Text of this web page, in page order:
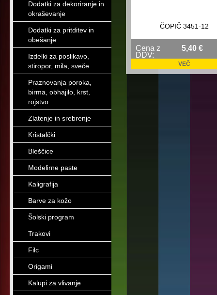
Dodatki za dekoriranje in
okraševanje
Dodatki za pritditev in
obešanje
Izdelki za poslikavo,
stiropor, mila, sveče
Praznovanja poroka,
birma, obhajilo, krst,
rojstvo
Zlatenje in srebrenje
Kristalčki
Bleščice
Modelirne paste
Kaligrafija
Barve za kožo
Šolski program
Trakovi
Filc
Origami
Kalupi za vlivanje
ČOPIČ 3451-12
Cena z
DDV:
5,40 €
VEČ